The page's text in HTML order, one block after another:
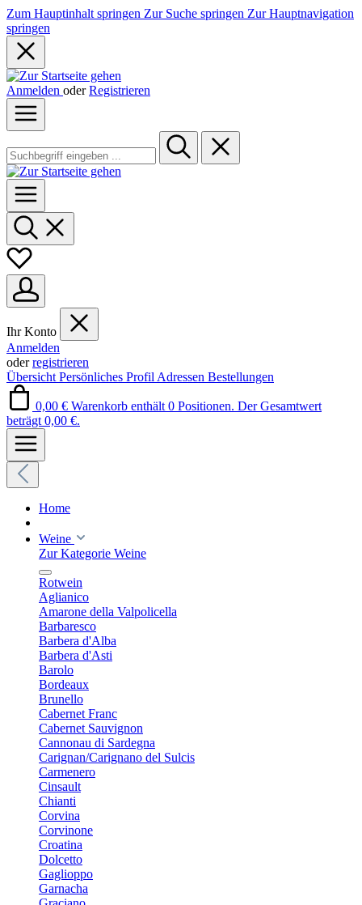
Zum Hauptinhalt springen Zur Suche springen Zur Hauptnavigation
springen
Anmelden oder Registrieren
Ihr Konto
Anmelden
oderregistrieren
Übersicht Persönliches Profil Adressen Bestellungen
0,00 € Warenkorb enthält 0 Positionen. Der Gesamtwert
beträgt 0,00 €.
Home
Weine
Zur Kategorie Weine
Rotwein
Aglianico
Amarone della Valpolicella
Barbaresco
Barbera d'Alba
Barbera d'Asti
Barolo
Bordeaux
Brunello
Cabernet Franc
Cabernet Sauvignon
Cannonau di Sardegna
Carignan/Carignano del Sulcis
Carmenero
Cinsault
Chianti
Corvina
Corvinone
Croatina
Dolcetto
Gaglioppo
Garnacha